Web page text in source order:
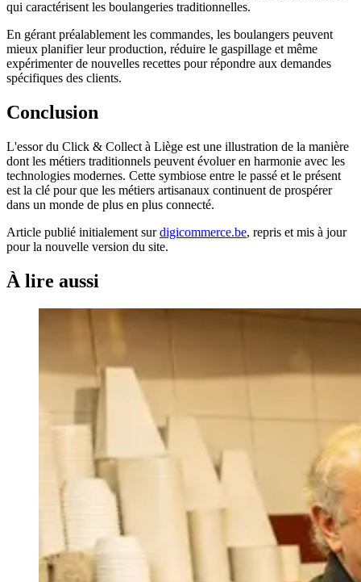
qui caractérisent les boulangeries traditionnelles.
En gérant préalablement les commandes, les boulangers peuvent
mieux planifier leur production, réduire le gaspillage et même
expérimenter de nouvelles recettes pour répondre aux demandes
spécifiques des clients.
Conclusion
L'essor du Click & Collect à Liège est une illustration de la manière
dont les métiers traditionnels peuvent évoluer en harmonie avec les
technologies modernes. Cette symbiose entre le passé et le présent
est la clé pour que les métiers artisanaux continuent de prospérer
dans un monde de plus en plus connecté.
Article publié initialement sur digicommerce.be, repris et mis à jour
pour la nouvelle version du site.
À lire aussi